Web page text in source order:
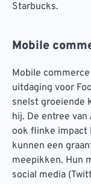
Starbucks.
Mobile
Mobile
uitdaging voor
snelst groeiende
hij. De entree
ook flinke impact
kunnen een
meepikken. Hun
social media